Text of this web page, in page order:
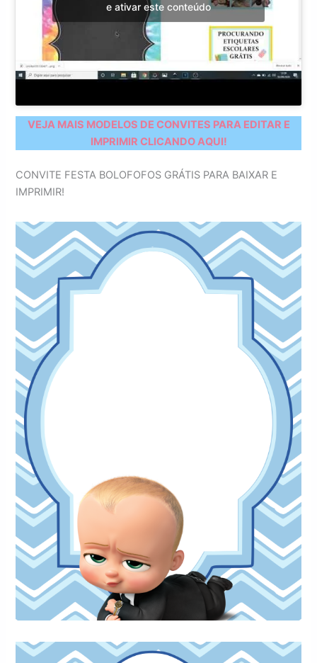
e ativar este conteúdo
VEJA MAIS MODELOS DE CONVITES PARA EDITAR E
IMPRIMIR CLICANDO AQUI!
CONVITE FESTA BOLOFOFOS GRÁTIS PARA BAIXAR E
IMPRIMIR!